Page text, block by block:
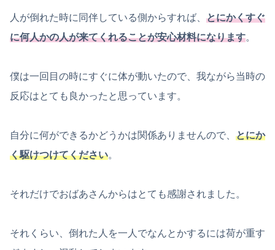
人が倒れた時に同伴している側からすれば、 とにかくすぐ
に何人かの人が来てくれることが安心材料になります。
僕は一回目の時にすぐに体が動いたので、我ながら当時の
反応はとても良かったと思っています。
自分に何ができるかどうかは関係ありませんので、 とにか
く駆けつけてください。
それだけでおばあさんからはとても感謝されました。
それくらい、倒れた人を一人でなんとかするには荷が重す